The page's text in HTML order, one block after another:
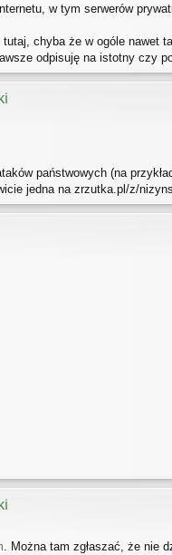
w tym serwerów
chyba że w ogóle nawet
odpisuję na istotny czy
państwowych (na
jedna na zrzutka.pl/z/
. Można tam zgłaszać, że nie